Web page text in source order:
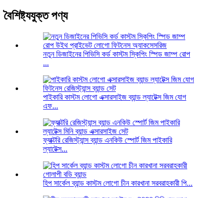
বৈশিষ্ট্যযুক্ত পণ্য
নতুন ডিজাইনের পিভিসি কর্ড কাস্টম স্কিপিং স্পিড জাম্প রোপ
...
পাইকারি কাস্টম লোগো এক্সারসাইজ ব্যান্ড ল্যাটেক্স জিম যোগ
এফ...
ফ্যাক্টরি রেজিস্ট্যান্স ব্যান্ড এনকিউ স্পোর্ট জিম পাইকারি
ল্যাটেক্স...
হিপ সার্কেল ব্যান্ড কাস্টম লোগো চীন কারখানা সরবরাহকারী পি...